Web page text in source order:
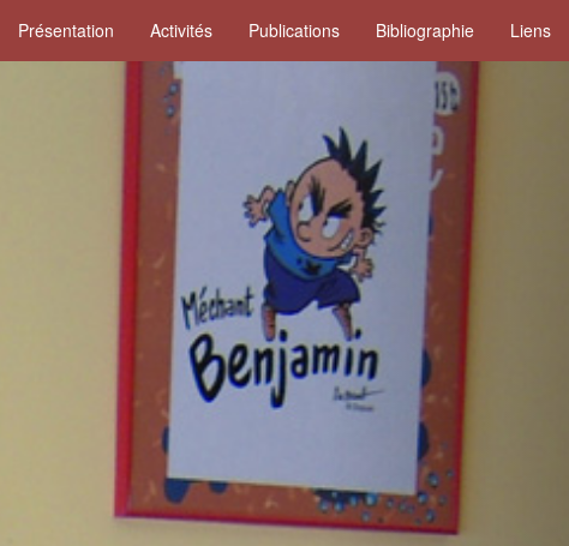
Présentation Activités Publications Bibliographie Liens